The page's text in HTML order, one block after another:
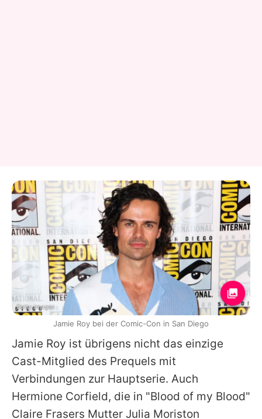
Jamie Roy ist übrigens nicht das einzige
Cast-Mitglied des Prequels mit
Verbindungen zur Hauptserie. Auch
Hermione Corfield, die in "Blood of my Blood"
Claire Frasers Mutter Julia Moriston
Getty Images
Jamie Roy bei der Comic-Con in San Diego